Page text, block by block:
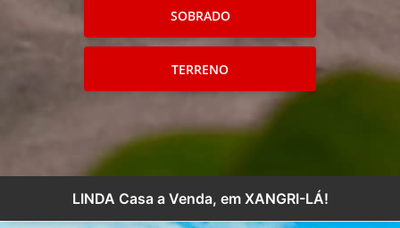
SOBRADO
TERRENO
LINDA Casa a Venda, em XANGRI-LÁ!